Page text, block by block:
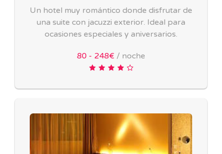
Un hotel muy romántico donde disfrutar de
una suite con jacuzzi exterior. Ideal para
ocasiones especiales y aniversarios.
80 - 248€ / noche